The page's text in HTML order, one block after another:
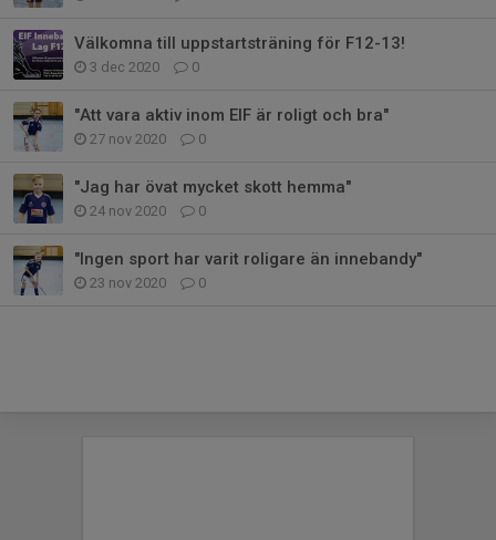
Välkomna till uppstartsträning för F12-13!
3 dec 2020 0
"Att vara aktiv inom EIF är roligt och bra"
27 nov 2020 0
"Jag har övat mycket skott hemma"
24 nov 2020 0
"Ingen sport har varit roligare än innebandy"
23 nov 2020 0